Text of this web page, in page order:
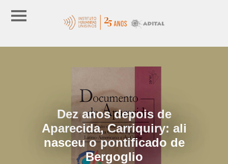
Dez anos depois de
Aparecida, Carriquiry: ali
nasceu o pontificado de
Bergoglio